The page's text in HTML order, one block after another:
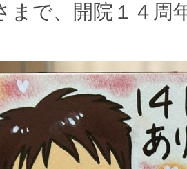
まで、開院１４周